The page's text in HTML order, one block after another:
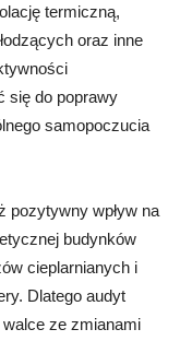
termiczną,
oraz inne
się do poprawy
samopoczucia
pozytywny wpływ na
budynków
cieplarnianych i
Dlatego audyt
ze zmianami